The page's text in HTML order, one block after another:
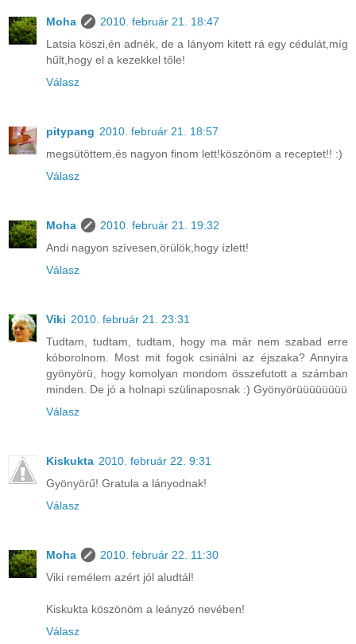
Moha
2010. február 21. 18:47
Latsia köszi,én adnék, de a lányom kitett rá egy cédulát,míg
hűlt,hogy el a kezekkel tőle!
Válasz
pitypang 2010. február 21. 18:57
megsütöttem,és nagyon finom lett!köszönöm a receptet!! :)
Válasz
Moha
2010. február 21. 19:32
Andi nagyon szívesen,örülök,hogy ízlett!
Válasz
Viki 2010. február 21. 23:31
Tudtam, tudtam, tudtam, hogy ma már nem szabad erre
kóborolnom. Most mit fogok csinálni az éjszaka? Annyira
gyönyörü, hogy komolyan mondom összefutott a számban
minden. De jó a holnapi szülinaposnak :) Gyönyörüüüüüüüü
Válasz
Kiskukta 2010. február 22. 9:31
Gyönyörű! Gratula a lányodnak!
Válasz
Moha
2010. február 22. 11:30
Viki remélem azért jól aludtál!
Kiskukta köszönöm a leányzó nevében!
Válasz